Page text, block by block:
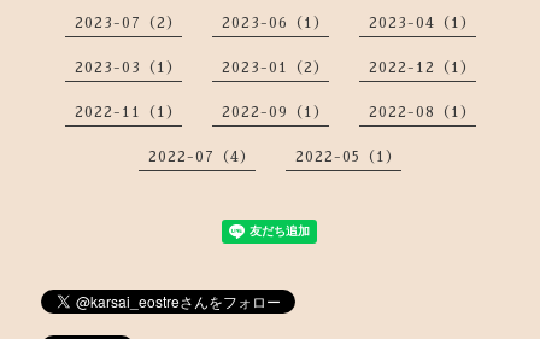
2023-07（2） 2023-06（1） 2023-04（1）
2023-03（1） 2023-01（2） 2022-12（1）
2022-11（1） 2022-09（1） 2022-08（1）
2022-07（4） 2022-05（1）